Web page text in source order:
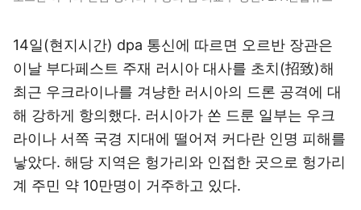
14일(현지시간) dpa 통신에 따르면 오르반 장관은
이날 부다페스트 주재 러시아 대사를 초치(招致)해
최근 우크라이나를 겨냥한 러시아의 드론 공격에 대
해 강하게 항의했다. 러시아가 쏜 드룬 일부는 우크
라이나 서쪽 국경 지대에 떨어져 커다란 인명 피해를
낳았다. 해당 지역은 헝가리와 인접한 곳으로 헝가리
계 주민 약 10만명이 거주하고 있다.